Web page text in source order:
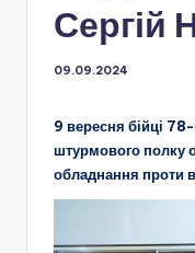
Сергій
09.09.2024
9 вересня бійці
штурмового полку
обладнання проти